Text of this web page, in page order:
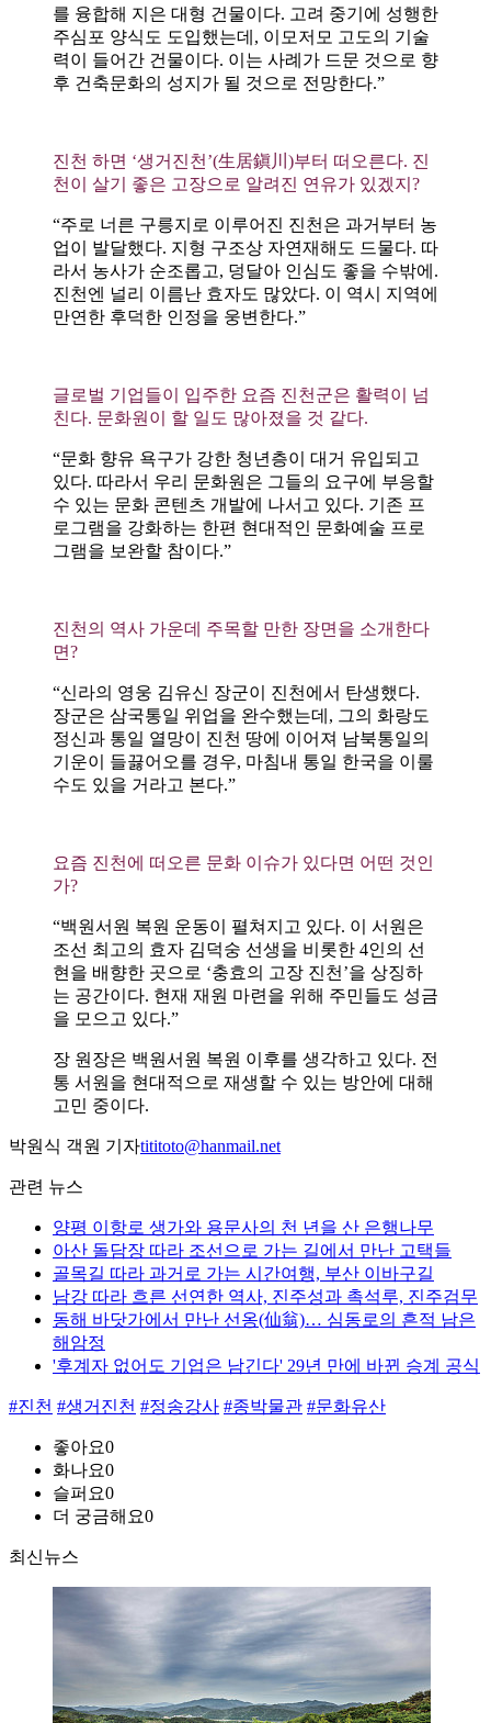
를 융합해 지은 대형 건물이다. 고려 중기에 성행한
주심포 양식도 도입했는데, 이모저모 고도의 기술
력이 들어간 건물이다. 이는 사례가 드문 것으로 향
후 건축문화의 성지가 될 것으로 전망한다.”
진천 하면 ‘생거진천’(生居鎭川)부터 떠오른다. 진
천이 살기 좋은 고장으로 알려진 연유가 있겠지?
“주로 너른 구릉지로 이루어진 진천은 과거부터 농
업이 발달했다. 지형 구조상 자연재해도 드물다. 따
라서 농사가 순조롭고, 덩달아 인심도 좋을 수밖에.
진천엔 널리 이름난 효자도 많았다. 이 역시 지역에
만연한 후덕한 인정을 웅변한다.”
글로벌 기업들이 입주한 요즘 진천군은 활력이 넘
친다. 문화원이 할 일도 많아졌을 것 같다.
“문화 향유 욕구가 강한 청년층이 대거 유입되고
있다. 따라서 우리 문화원은 그들의 요구에 부응할
수 있는 문화 콘텐츠 개발에 나서고 있다. 기존 프
로그램을 강화하는 한편 현대적인 문화예술 프로
그램을 보완할 참이다.”
진천의 역사 가운데 주목할 만한 장면을 소개한다
면?
“신라의 영웅 김유신 장군이 진천에서 탄생했다.
장군은 삼국통일 위업을 완수했는데, 그의 화랑도
정신과 통일 열망이 진천 땅에 이어져 남북통일의
기운이 들끓어오를 경우, 마침내 통일 한국을 이룰
수도 있을 거라고 본다.”
요즘 진천에 떠오른 문화 이슈가 있다면 어떤 것인
가?
“백원서원 복원 운동이 펼쳐지고 있다. 이 서원은
조선 최고의 효자 김덕숭 선생을 비롯한 4인의 선
현을 배향한 곳으로 ‘충효의 고장 진천’을 상징하
는 공간이다. 현재 재원 마련을 위해 주민들도 성금
을 모으고 있다.”
장 원장은 백원서원 복원 이후를 생각하고 있다. 전
통 서원을 현대적으로 재생할 수 있는 방안에 대해
고민 중이다.
박원식 객원 기자tititoto@hanmail.net
관련 뉴스
양평 이항로 생가와 용문사의 천 년을 산 은행나무
아산 돌담장 따라 조선으로 가는 길에서 만난 고택들
골목길 따라 과거로 가는 시간여행, 부산 이바구길
남강 따라 흐른 선연한 역사, 진주성과 촉석루, 진주검무
동해 바닷가에서 만난 선옹(仙翁)… 심동로의 흔적 남은
해암정
'후계자 없어도 기업은 남긴다' 29년 만에 바뀐 승계 공식
#진천 #생거진천 #정송강사 #종박물관 #문화유산
좋아요0
화나요0
슬퍼요0
더 궁금해요0
최신뉴스